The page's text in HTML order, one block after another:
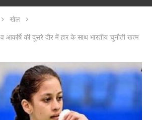
खेल
आकर्षि की दूसरे दौर में हार के साथ भारतीय चुनौती खत्म